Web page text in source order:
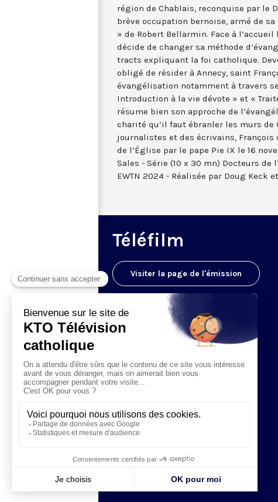
région de Chablais, reconquise par le
brève occupation bernoise, armé de
» de Robert Bellarmin. Face à
décide de changer sa méthode
tracts expliquant la foi catholique.
obligé de résider à Annecy, saint
évangélisation notamment à travers
Introduction à la vie dévote » et «
résume bien son approche de
charité qu’il faut ébranler les murs de
journalistes et des écrivains, François
de l’Église par le pape Pie IX le 16
Sales - Série (10 x 30 mn) Docteurs de
EWTN 2024 - Réalisée par Doug Keck
Téléfilm
Visiter la page de l'émission